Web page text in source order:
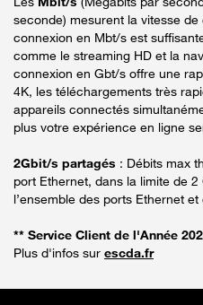
seconde) mesurent la vitesse
connexion en Mbt/s est
comme le streaming HD et la
connexion en Gbt/s offre une
4K, les téléchargements très
appareils connectés
plus votre expérience en ligne
2Gbit/s partagés : Débits max
port Ethernet, dans la limite de
l’ensemble des ports Ethernet et
** Service Client de l'Année
Plus d'infos sur escda.fr